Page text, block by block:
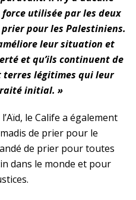
utilisée par les deux
pour les Palestiniens.
leur situation et
et qu’ils continuent de
terres légitimes qui leur
initial. »
le Calife a également
de prier pour le
de prier pour toutes
dans le monde et pour